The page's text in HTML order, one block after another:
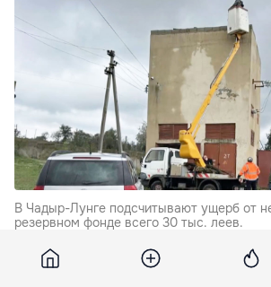
В Чадыр-Лунге подсчитывают ущерб от
резервном фонде всего 30 тыс. леев.